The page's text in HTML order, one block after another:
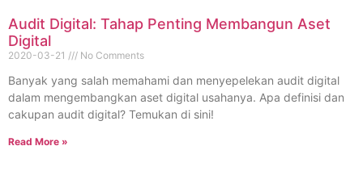
Audit Digital: Tahap Penting Membangun Aset
Digital
2020-03-21 No Comments
Banyak yang salah memahami dan menyepelekan audit digital
dalam mengembangkan aset digital usahanya. Apa definisi dan
cakupan audit digital? Temukan di sini!
Read More »